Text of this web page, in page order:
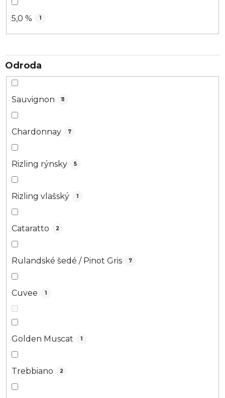
5,0 % 1
Odroda
Sauvignon 11
Chardonnay 7
Rizling rýnsky 5
Rizling vlašský 1
Cataratto 2
Rulandské šedé / Pinot Gris 7
Cuvee 1
Golden Muscat 1
Trebbiano 2